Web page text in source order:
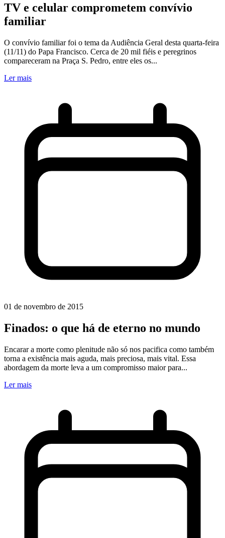
TV e celular comprometem convívio
familiar
O convívio familiar foi o tema da Audiência Geral desta quarta-feira
(11/11) do Papa Francisco. Cerca de 20 mil fiéis e peregrinos
compareceram na Praça S. Pedro, entre eles os...
Ler mais
01 de novembro de 2015
Finados: o que há de eterno no mundo
Encarar a morte como plenitude não só nos pacifica como também
torna a existência mais aguda, mais preciosa, mais vital. Essa
abordagem da morte leva a um compromisso maior para...
Ler mais